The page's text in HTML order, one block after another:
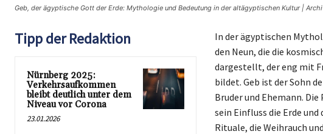
Geb, der ägyptische Gott der Erde: Mythologie und Bedeutung in der altägyptischen Kultur |
Tipp der Redaktion
Nürnberg 2025:
Verkehrsaufkommen
bleibt deutlich unter dem
Niveau vor Corona
23.01.2026
In der ägyptischen
den Neun, die die
dargestellt, der eng mit
bildet. Geb ist der Sohn
Bruder und Ehemann.
sein Einfluss die Erde
Rituale, die Weihrauch